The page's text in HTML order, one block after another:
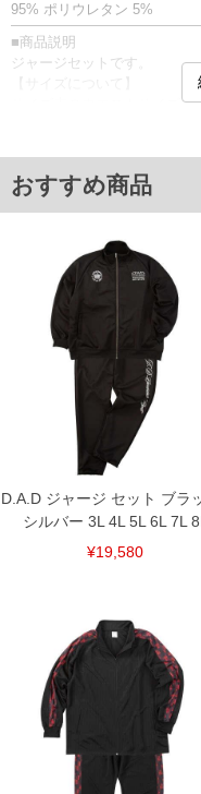
95% ポリウレタン 5%
■商品説明
ジャージセットです。
サイズ表のウエストサイズは
ケット／裾ドローコード
す特殊プリントは、洗濯方
で、お取り扱いにご注意くだ
■サイズ表
[トップス]
サイズ/バスト/総丈/裾周り/裄
3L/136/78/110/91/22
4L/146/80/120/93/23
5L/156/82/130/95/24
6L/166/84/140/97/25
7L/176/86/150/99/26
8L/186/88/160/101/27
[ボトム]
サイズ/ウエスト(適応)/股下/
3L/95～110/78/38/130/112
4L/105～120/78/40/140/114
8L/145～160/78/48/180/122
単位はcm
※【返品交換について】
返品交換希望の方は、商品到着後
下着(肌着)やワイシャツは商品の
ご了承くださいませ。
※【ボトムの裾上げをご希望の場合
裾上げ料金は500円+税となります。
おすすめ商品
D.A.D ジャージ セット ブラ
シルバー 3L 4L 5L 6L 7L
¥19,580